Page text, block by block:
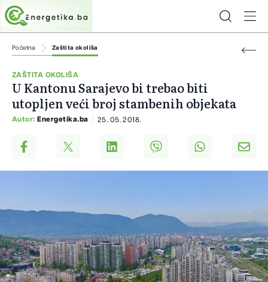
Početna Zaštita okoliša
ZAŠTITA OKOLIŠA
U Kantonu Sarajevo bi trebao biti
utopljen veći broj stambenih objekata
Autor: Energetika.ba 25. 05. 2018.